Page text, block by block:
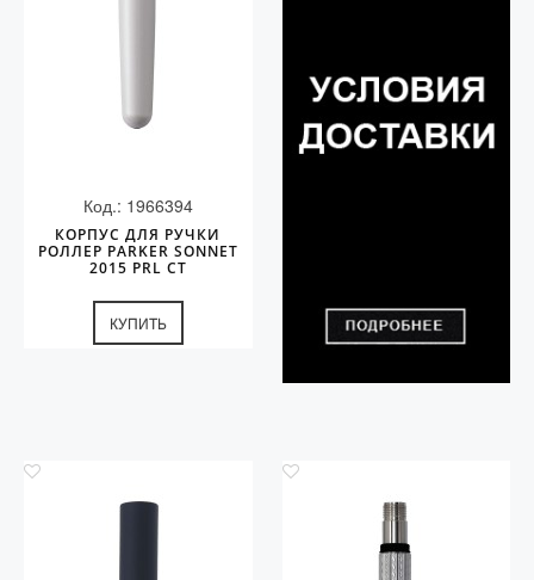
Код.: 1966394
КОРПУС ДЛЯ РУЧКИ
РОЛЛЕР PARKER SONNET
2015 PRL CT
КУПИТЬ